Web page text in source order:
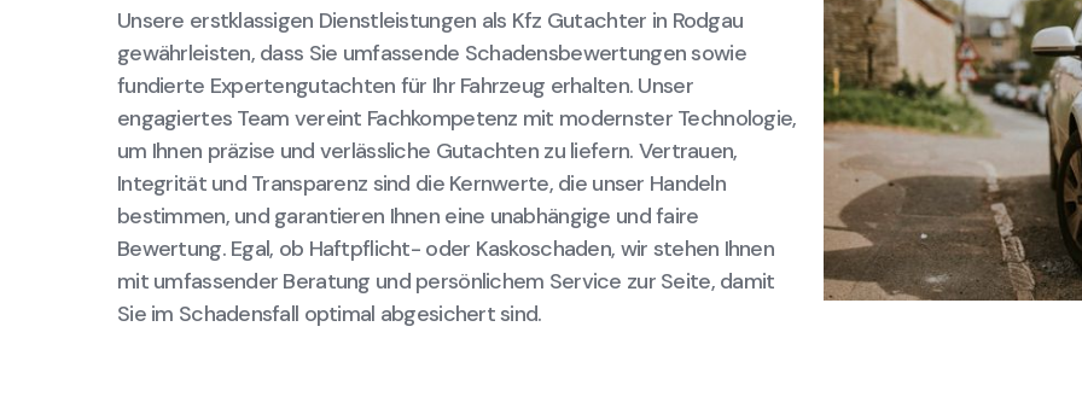
Unsere erstklassigen Dienstleistungen als Kfz Gutachter in Rodgau
gewährleisten, dass Sie umfassende Schadensbewertungen sowie
fundierte Expertengutachten für Ihr Fahrzeug erhalten. Unser
engagiertes Team vereint Fachkompetenz mit modernster Technologie,
um Ihnen präzise und verlässliche Gutachten zu liefern. Vertrauen,
Integrität und Transparenz sind die Kernwerte, die unser Handeln
bestimmen, und garantieren Ihnen eine unabhängige und faire
Bewertung. Egal, ob Haftpflicht- oder Kaskoschaden, wir stehen Ihnen
mit umfassender Beratung und persönlichem Service zur Seite, damit
Sie im Schadensfall optimal abgesichert sind.